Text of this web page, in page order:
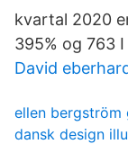
kvartal 2020
395% og 763
David
ellen bergström
dansk design